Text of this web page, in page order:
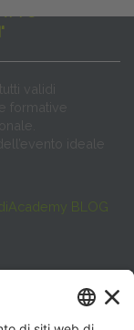
validi
ideale
BLOG